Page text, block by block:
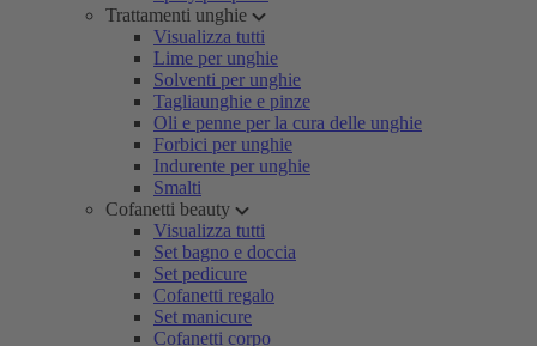
Trattamenti unghie
Visualizza tutti
Lime per unghie
Solventi per unghie
Tagliaunghie e pinze
Oli e penne per la cura delle unghie
Forbici per unghie
Indurente per unghie
Smalti
Cofanetti beauty
Visualizza tutti
Set bagno e doccia
Set pedicure
Cofanetti regalo
Set manicure
Cofanetti corpo